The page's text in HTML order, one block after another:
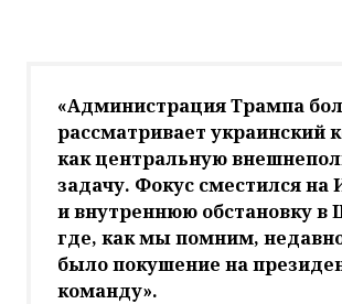
«Администрация Трампа
рассматривает украинский
как центральную
задачу. Фокус сместился на
и внутреннюю обстановку в
где, как мы помним,
было покушение на
команду».